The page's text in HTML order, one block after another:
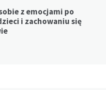
z emocjami po
i zachowaniu się